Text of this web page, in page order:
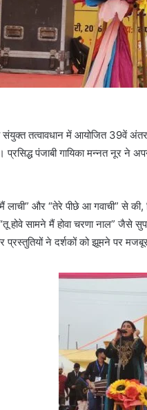
के संयुक्त तत्वावधान में आयोजित 39वें
प्रसिद्ध पंजाबी गायिका मन्नत नूर ने
और “तेरे पीछे आ गवाची” से की,
सामने मैं होवा चरणा नाल” जैसे
ने दर्शकों को झूमने पर